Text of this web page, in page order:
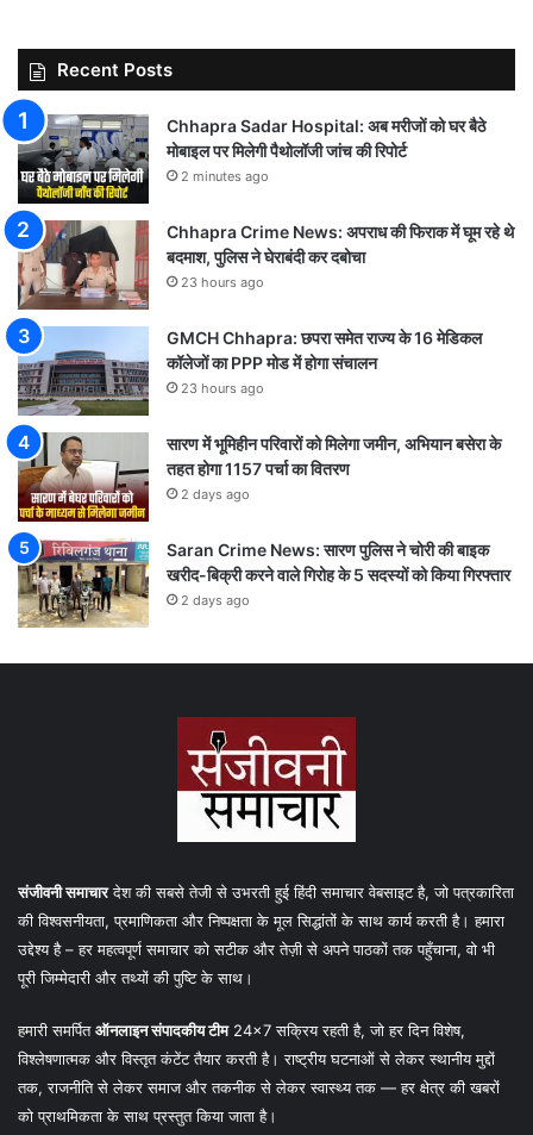
Recent Posts
Chhapra Sadar Hospital: अब मरीजों को घर बैठे
मोबाइल पर मिलेगी पैथोलॉजी जांच की रिपोर्ट
2 minutes ago
Chhapra Crime News: अपराध की फिराक में घूम रहे थे
बदमाश, पुलिस ने घेराबंदी कर दबोचा
23 hours ago
GMCH Chhapra: छपरा समेत राज्य के 16 मेडिकल
कॉलेजों का PPP मोड में होगा संचालन
23 hours ago
सारण में भूमिहीन परिवारों को मिलेगा जमीन, अभियान बसेरा के
तहत होगा 1157 पर्चा का वितरण
2 days ago
Saran Crime News: सारण पुलिस ने चोरी की बाइक
खरीद-बिक्री करने वाले गिरोह के 5 सदस्यों को किया गिरफ्तार
2 days ago
संजीवनी समाचारदेश की सबसे तेजी से उभरती हुई हिंदी समाचार वेबसाइट है, जो पत्रकारिता
की विश्वसनीयता, प्रमाणिकता और निष्पक्षता के मूल सिद्धांतों के साथ कार्य करती है। हमारा
उद्देश्य है – हर महत्वपूर्ण समाचार को सटीक और तेज़ी से अपने पाठकों तक पहुँचाना, वो भी
पूरी जिम्मेदारी और तथ्यों की पुष्टि के साथ।
हमारी समर्पितऑनलाइन संपादकीय टीम24×7 सक्रिय रहती है, जो हर दिन विशेष,
विश्लेषणात्मक और विस्तृत कंटेंट तैयार करती है। राष्ट्रीय घटनाओं से लेकर स्थानीय मुद्दों
तक, राजनीति से लेकर समाज और तकनीक से लेकर स्वास्थ्य तक — हर क्षेत्र की खबरों
को प्राथमिकता के साथ प्रस्तुत किया जाता है।